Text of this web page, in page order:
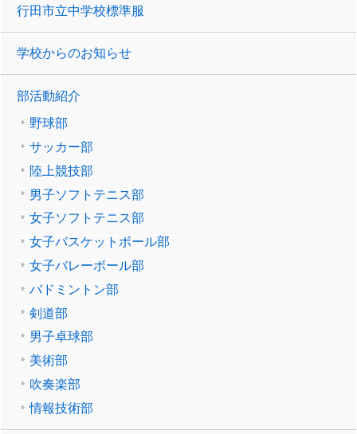
行田市立中学校標準服
学校からのお知らせ
部活動紹介
野球部
サッカー部
陸上競技部
男子ソフトテニス部
女子ソフトテニス部
女子バスケットボール部
女子バレーボール部
バドミントン部
剣道部
男子卓球部
美術部
吹奏楽部
情報技術部